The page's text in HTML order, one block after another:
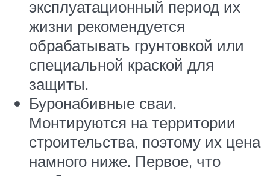
эксплуатационный период их
жизни рекомендуется
обрабатывать грунтовкой или
специальной краской для
защиты.
Буронабивные сваи.
Монтируются на территории
строительства, поэтому их цена
намного ниже. Первое, что